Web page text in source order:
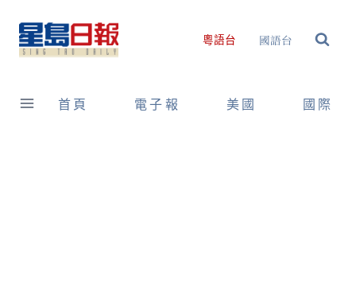
content
粵語台 國語台
首頁 電子報 美國 國際